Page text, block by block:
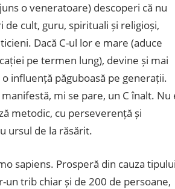
o veneratoare) descoperi că nu
cult, guru, spirituali și religioși,
Dacă C-ul lor e mare (aduce
pe termen lung), devine și mai
influență păguboasă pe generații.
mi se pare, un C înalt. Nu
metodic, cu perseverență și
ursul de la răsărit.
sapiens. Prosperă din cauza
trib chiar și de 200 de persoane,